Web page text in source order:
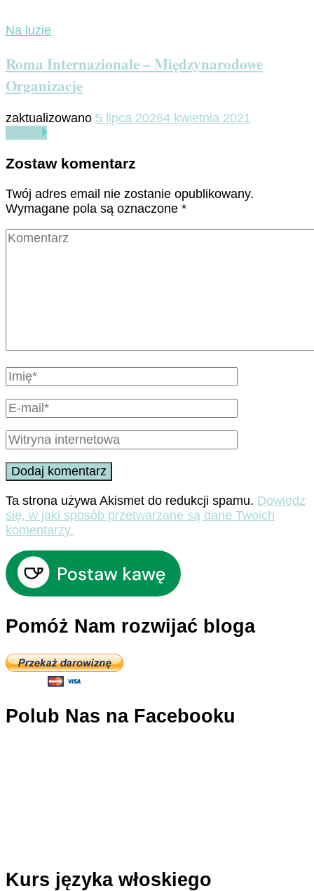
Na luzie
Roma Internazionale – Międzynarodowe
Organizacje
zaktualizowano 5 lipca 20264 kwietnia 2021
Zostaw komentarz
Twój adres email nie zostanie opublikowany.
Wymagane pola są oznaczone *
Ta strona używa Akismet do redukcji spamu. Dowiedz
się, w jaki sposób przetwarzane są dane Twoich
komentarzy.
Pomóż Nam rozwijać bloga
Polub Nas na Facebooku
Kurs języka włoskiego